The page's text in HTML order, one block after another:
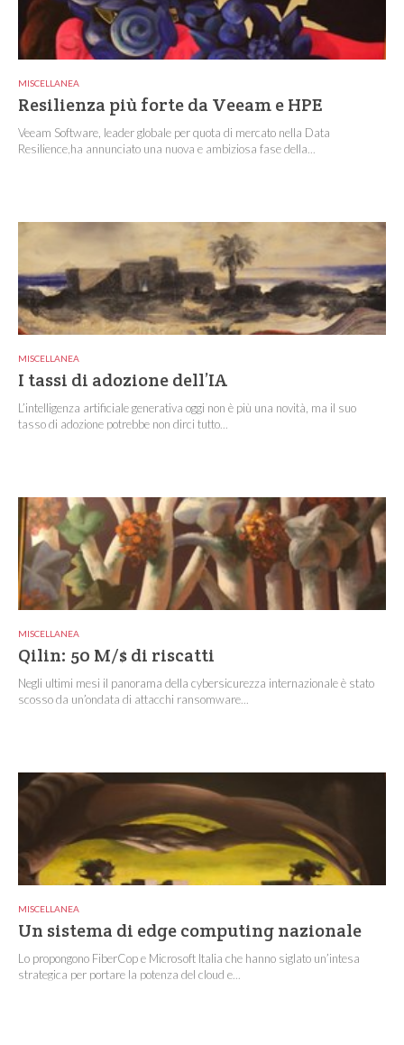
MISCELLANEA
Resilienza più forte da Veeam e HPE
Veeam Software, leader globale per quota di mercato nella Data
Resilience,ha annunciato una nuova e ambiziosa fase della...
MISCELLANEA
I tassi di adozione dell’IA
L’intelligenza artificiale generativa oggi non è più una novità, ma il suo
tasso di adozione potrebbe non dirci tutto...
MISCELLANEA
Qilin: 50 M/$ di riscatti
Negli ultimi mesi il panorama della cybersicurezza internazionale è stato
scosso da un’ondata di attacchi ransomware...
MISCELLANEA
Un sistema di edge computing nazionale
Lo propongono FiberCop e Microsoft Italia che hanno siglato un’intesa
strategica per portare la potenza del cloud e...